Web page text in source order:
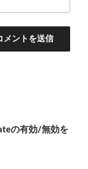
の有効/無効を